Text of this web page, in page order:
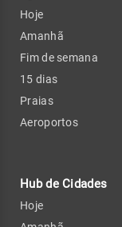
Hoje
Amanhã
Fim de semana
15 dias
Praias
Aeroportos
Hub de Cidades
Hoje